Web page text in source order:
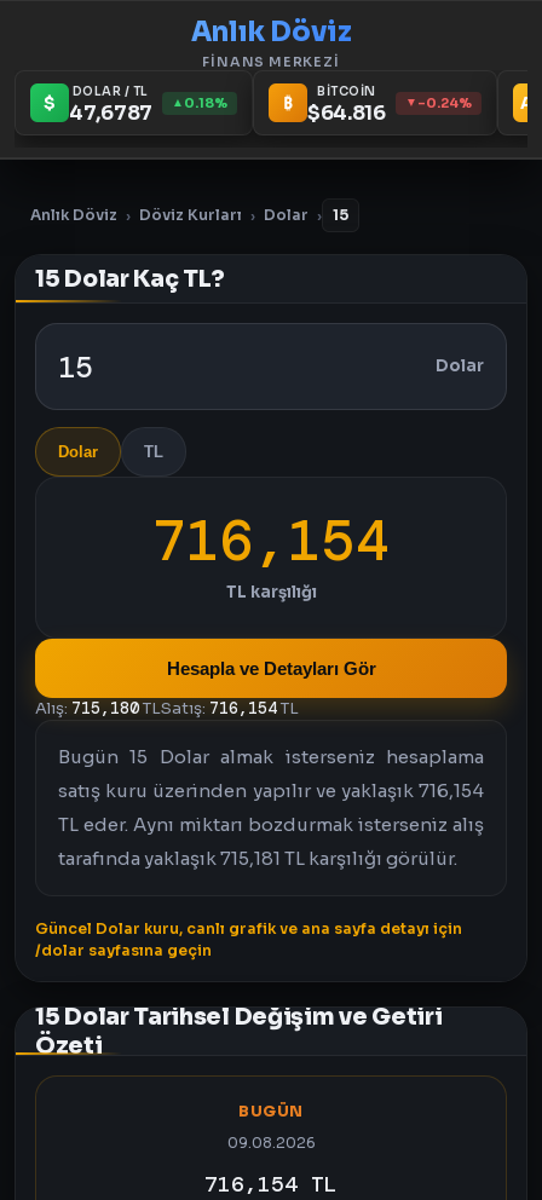
Anlık Döviz
FİNANS MERKEZİ
$
DOLAR / TL
47,6787 ▲ 0.18% ₿
BİTCOİN
$64.816 ▼ -0.24%
Anlık Döviz › Döviz Kurları › Dolar › 15
15 Dolar Kaç TL?
Dolar
Dolar TL
716,154
TL karşılığı
Hesapla ve Detayları Gör
Alış: 715,180TLSatış: 716,154TL
Bugün 15 Dolar almak isterseniz hesaplama
satış kuru üzerinden yapılır ve yaklaşık 716,154
TL eder. Aynı miktarı bozdurmak isterseniz alış
tarafında yaklaşık 715,181 TL karşılığı görülür.
Güncel Dolar kuru, canlı grafik ve ana sayfa detayı için
/dolar sayfasına geçin
15 Dolar Tarihsel Değişim ve Getiri
Özeti
BUGÜN
09.08.2026
716,154 TL